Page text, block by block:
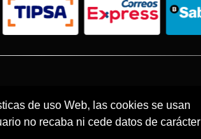
de uso Web, las cookies se usan
no recaba ni cede datos de carácter
los derechos reservados.